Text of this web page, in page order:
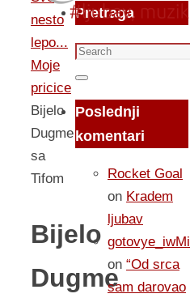
nesto
lepo...
Moje
pricice
Bijelo
Dugme
sa
Tifom
Bijelo
Dugme
Pretraga
Search
for:
Search
Poslednji
komentari
Rocket Goal
on Kradem
ljubav
gotovye_iwMi
on “Od srca
sam darovao